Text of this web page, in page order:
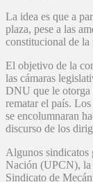
La idea es que a
plaza, pese a las
constitucional de
El objetivo de la
las cámaras
DNU que le otorga
rematar el país.
se encolumnaran
discurso de los
Algunos sindicatos
Nación (UPCN), la
Sindicato de